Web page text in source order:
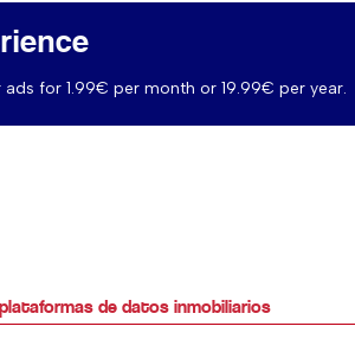
for 1.99€ per month or 19.99€ per year.
de datos inmobiliarios